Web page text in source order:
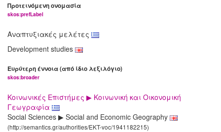
Προτεινόμενη ονομασία
skos:prefLabel
Αναπτυξιακές μελέτες
Development studies
Ευρύτερη έννοια (από ίδιο λεξιλόγιο)
skos:broader
Κοινωνικές Επιστήμες ▶ Κοινωνική και Οικονομική
Γεωγραφία
Social Sciences ▶ Social and Economic Geography
(http://semantics.gr/authorities/EKT-voc/1941182215)